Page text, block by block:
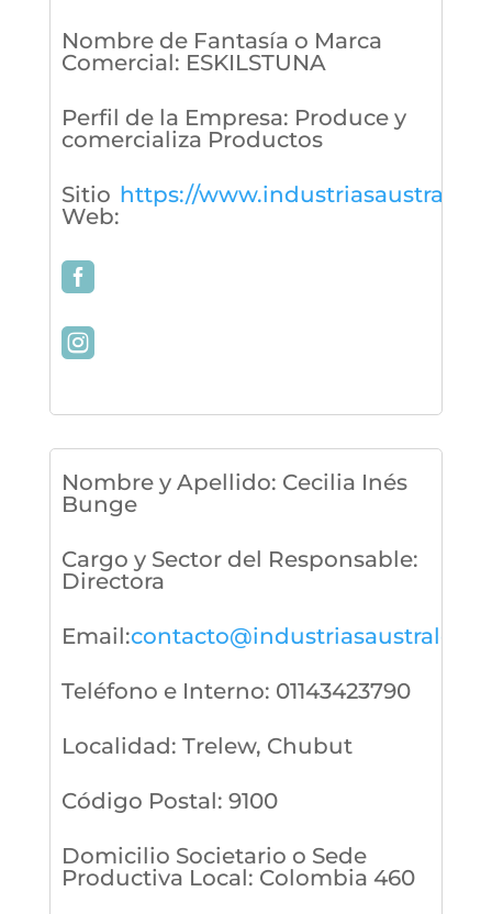
Nombre de Fantasía o Marca
Comercial: ESKILSTUNA
Perfil de la Empresa: Produce y
comercializa Productos
Sitio
Web:
https://
Nombre y Apellido: Cecilia Inés
Bunge
Cargo y Sector del Responsable:
Directora
Email:
Teléfono e Interno: 01143423790
Localidad: Trelew, Chubut
Código Postal: 9100
Domicilio Societario o Sede
Productiva Local: Colombia 460